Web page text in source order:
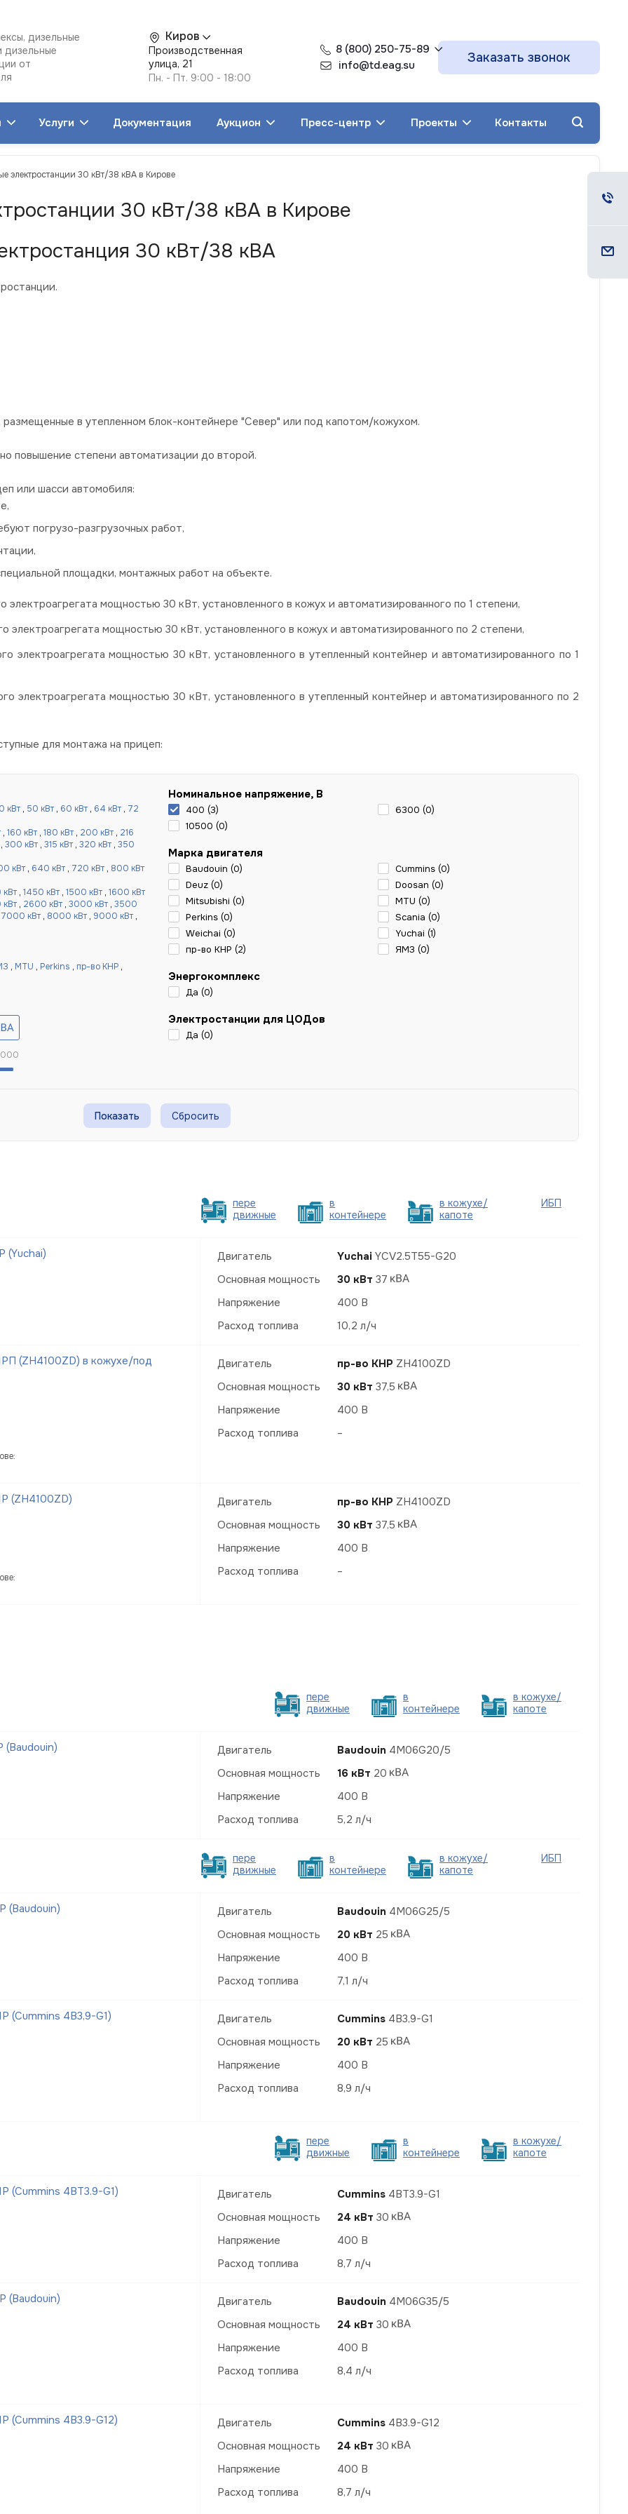
дизельные
дизельные
от
Киров
Производственная
улица, 21
Пн. - Пт. 9:00 - 18:00
8 (800) 250-75-89
info@td.eag.su
Заказать звонок
Услуги Документация Аукцион Пресс-центр Проекты Контакты
электростанции 30 кВт/38 кВА в Кирове
30 кВт/38 кВА в Кирове
30 кВт/38 кВА
размещенные в утепленном блок-контейнере "Север" или под капотом/кожухом.
повышение степени автоматизации до второй.
или шасси автомобиля:
погрузо-разгрузочных работ,
площадки, монтажных работ на объекте.
электроагрегата мощностью 30 кВт, установленного в кожух и автоматизированного по 1 степени,
электроагрегата мощностью 30 кВт, установленного в кожух и автоматизированного по 2 степени,
электроагрегата мощностью 30 кВт, установленного в утепленный контейнер и автоматизированного по 1
электроагрегата мощностью 30 кВт, установленного в утепленный контейнер и автоматизированного по 2
для монтажа на прицеп:
кВт , 50 кВт , 60 кВт , 64 кВт , 72
, 160 кВт , 180 кВт , 200 кВт , 216
, 300 кВт , 315 кВт , 320 кВт , 350
кВт , 640 кВт , 720 кВт , 800 кВт
кВт , 1450 кВт , 1500 кВт , 1600 кВт
, 2600 кВт , 3000 кВт , 3500
7000 кВт , 8000 кВт , 9000 кВт ,
, MTU , Perkins , пр-во КНР ,
000
Номинальное напряжение, В
400 (3) 6300 (0)
10500 (0)
Марка двигателя
Baudouin (0) Cummins (0)
Deuz (0) Doosan (0)
Mitsubishi (0) MTU (0)
Perkins (0) Scania (0)
Weichai (0) Yuchai (1)
пр-во КНР (2) ЯМЗ (0)
Энергокомплекс
Да (0)
Электростанции для ЦОДов
Да (0)
Сбросить
пере
движные
в
контейнере
в кожухе/
капоте
ИБП
(Yuchai)
Двигатель Yuchai YCV2.5T55-G20
Основная мощность
30 кВт 37
Напряжение
400 В
Расход топлива
10,2 л/ч
(ZH4100ZD) в кожухе/под
Двигатель пр-во КНР ZH4100ZD
Основная мощность
30 кВт 37,5
Напряжение
400 В
Расход топлива
–
(ZH4100ZD)
Двигатель пр-во КНР ZH4100ZD
Основная мощность
30 кВт 37,5
Напряжение
400 В
Расход топлива
–
пере
движные
в
контейнере
в кожухе/
капоте
Двигатель Baudouin 4M06G20/5
Основная мощность
16 кВт 20
Напряжение
400 В
Расход топлива
5,2 л/ч
пере
движные
в
контейнере
в кожухе/
капоте
ИБП
(Baudouin)
Двигатель Baudouin 4M06G25/5
Основная мощность
20 кВт 25
Напряжение
400 В
Расход топлива
7,1 л/ч
(Cummins 4B3,9-G1)
Двигатель Cummins 4B3,9-G1
Основная мощность
20 кВт 25
Напряжение
400 В
Расход топлива
8,9 л/ч
пере
движные
в
контейнере
в кожухе/
капоте
(Cummins 4BT3.9-G1)
Двигатель Cummins 4BT3.9-G1
Основная мощность
24 кВт 30
Напряжение
400 В
Расход топлива
8,7 л/ч
(Baudouin)
Двигатель Baudouin 4M06G35/5
Основная мощность
24 кВт 30
Напряжение
400 В
Расход топлива
8,4 л/ч
(Cummins 4B3.9-G12)
Двигатель Cummins 4B3.9-G12
Основная мощность
24 кВт 30
Напряжение
400 В
Расход топлива
8,7 л/ч